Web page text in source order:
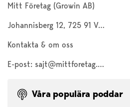
Mitt Företag (Growin AB)
Johannisberg 12, 725 91 Västerås
Kontakta & om oss
E-post: sajt@mittforetag.com
Våra populära poddar